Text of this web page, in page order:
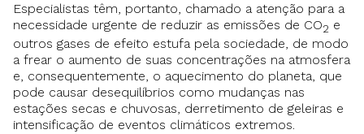
Especialistas têm, portanto, chamado a atenção para a
necessidade urgente de reduzir as emissões de CO2 e
outros gases de efeito estufa pela sociedade, de modo
a frear o aumento de suas concentrações na atmosfera
e, consequentemente, o aquecimento do planeta, que
pode causar desequilíbrios como mudanças nas
estações secas e chuvosas, derretimento de geleiras e
intensificação de eventos climáticos extremos.